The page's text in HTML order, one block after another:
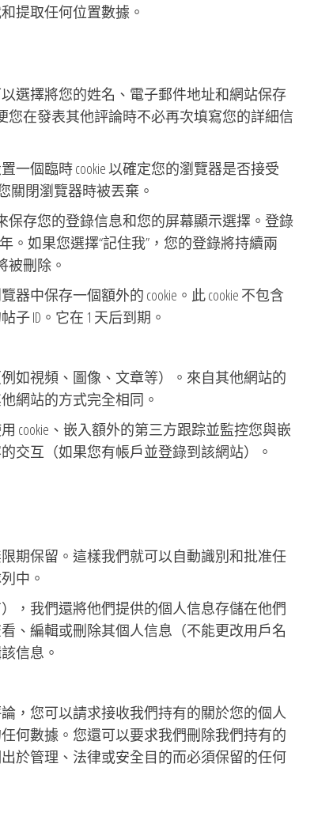
提取任何位置數據。
選擇將您的姓名、電子郵件地址和網站保存
您在發表其他評論時不必再次填寫您的詳細信
個臨時 cookie 以確定您的瀏覽器是否接受
關閉瀏覽器時被丟棄。
保存您的登錄信息和您的屏幕顯示選擇。登錄
。如果您選擇“記住我”，您的登錄將持續兩
被刪除。
中保存一個額外的 cookie。此 cookie 不包含
ID。它在 1 天后到期。
如視頻、圖像、文章等）。來自其他網站的
網站的方式完全相同。
cookie、嵌入額外的第三方跟踪並監控您與嵌
交互（如果您有帳戶並登錄到該網站）。
期保留。這樣我們就可以自動識別和批准任
中。
，我們還將他們提供的個人信息存儲在他們
、編輯或刪除其個人信息（不能更改用戶名
信息。
，您可以請求接收我們持有的關於您的個人
何數據。您還可以要求我們刪除我們持有的
於管理、法律或安全目的而必須保留的任何